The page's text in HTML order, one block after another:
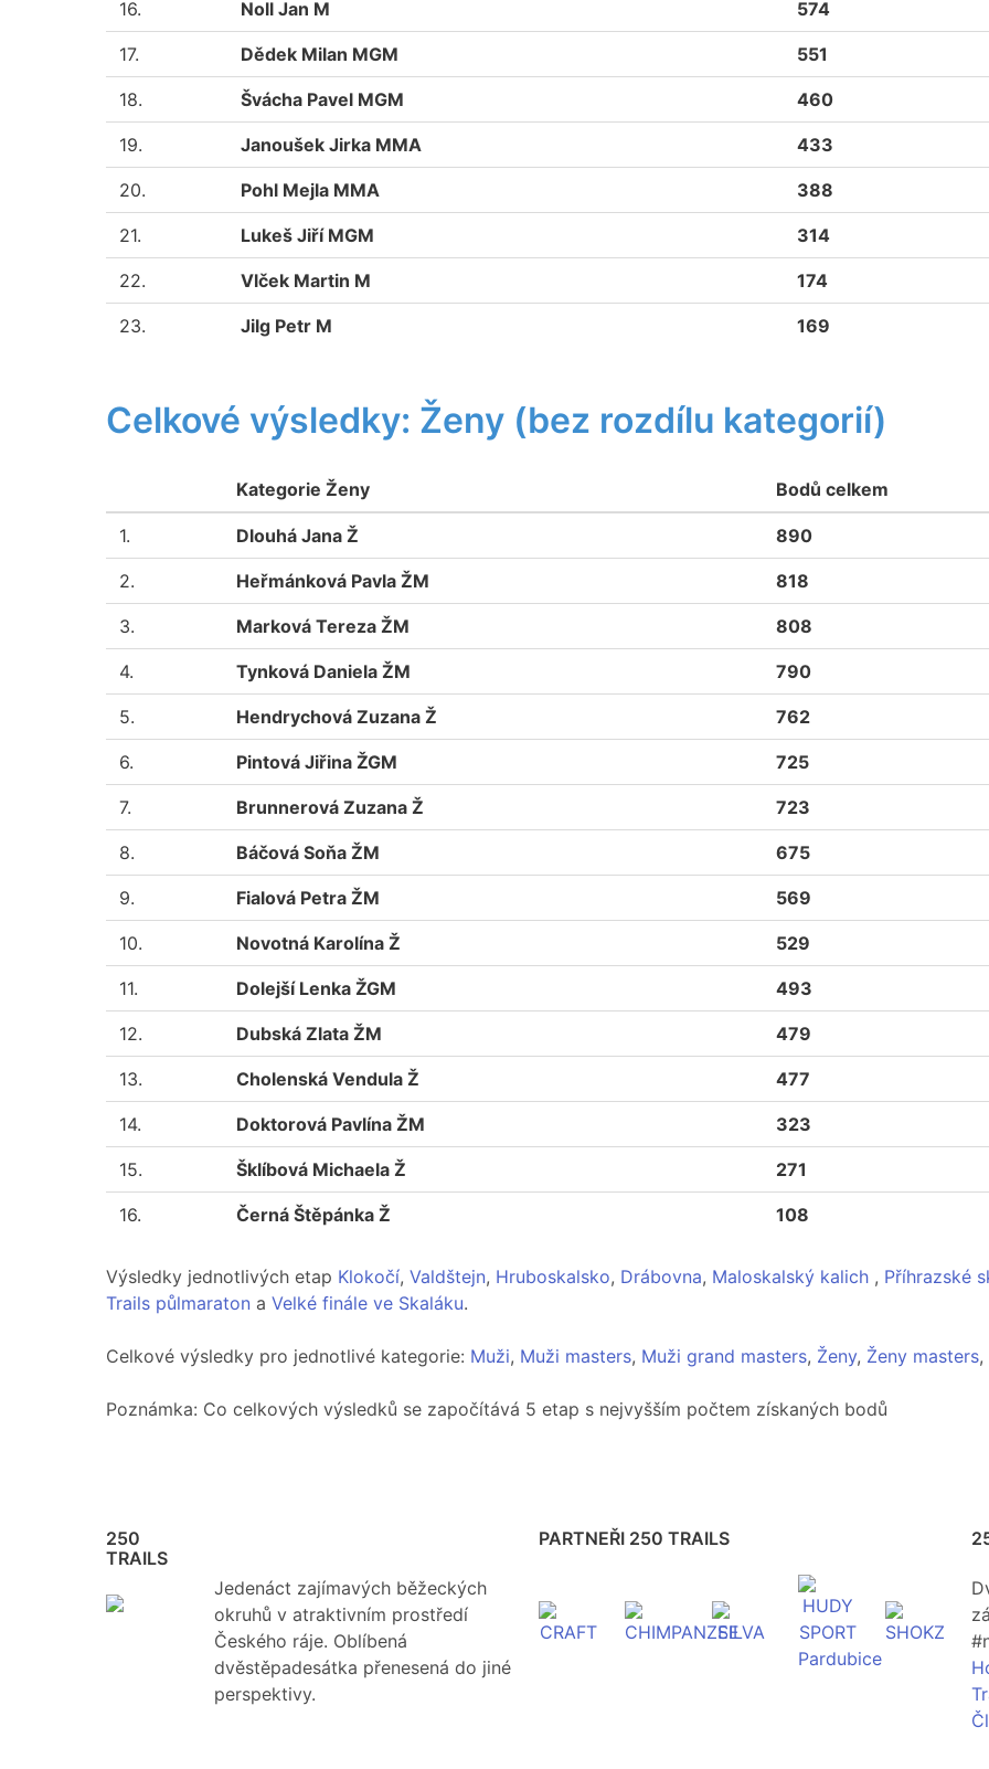
16. Noll Jan M 574
17. Dědek Milan MGM 551
18. Švácha Pavel MGM 460
19. Janoušek Jirka MMA 433
20. Pohl Mejla MMA 388
21. Lukeš Jiří MGM 314
22. Vlček Martin M 174
23. Jilg Petr M 169
Celkové výsledky: Ženy (bez rozdílu kategorií)
Kategorie Ženy Bodů celkem
1. Dlouhá Jana Ž 890
2. Heřmánková Pavla ŽM 818
3. Marková Tereza ŽM 808
4. Tynková Daniela ŽM 790
5. Hendrychová Zuzana Ž 762
6. Pintová Jiřina ŽGM 725
7. Brunnerová Zuzana Ž 723
8. Báčová Soňa ŽM 675
9. Fialová Petra ŽM 569
10. Novotná Karolína Ž 529
11. Dolejší Lenka ŽGM 493
12. Dubská Zlata ŽM 479
13. Cholenská Vendula Ž 477
14. Doktorová Pavlína ŽM 323
15. Šklíbová Michaela Ž 271
16. Černá Štěpánka Ž 108
Výsledky jednotlivých etap Klokočí, Valdštejn, Hruboskalsko, Drábovna, Maloskalský kalich , Příhrazské
Trails půlmaraton a Velké finále ve Skaláku.
Celkové výsledky pro jednotlivé kategorie: Muži, Muži masters, Muži grand masters, Ženy, Ženy masters,
Poznámka: Co celkových výsledků se započítává 5 etap s nejvyšším počtem získaných bodů
250
TRAILS
Jedenáct zajímavých běžeckých
okruhů v atraktivním prostředí
Českého ráje. Oblíbená
dvěstěpadesátka přenesená do jiné
perspektivy.
PARTNEŘI 250 TRAILS